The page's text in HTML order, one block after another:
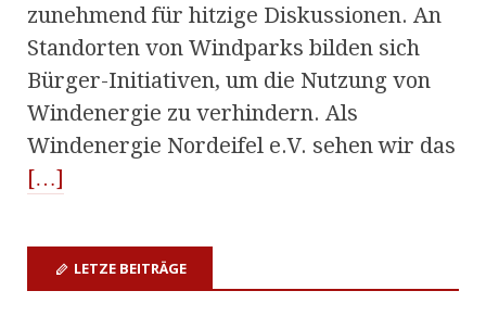
zunehmend für hitzige Diskussionen. An
Standorten von Windparks bilden sich
Bürger-Initiativen, um die Nutzung von
Windenergie zu verhindern. Als
Windenergie Nordeifel e.V. sehen wir das
[…]
LETZE BEITRÄGE